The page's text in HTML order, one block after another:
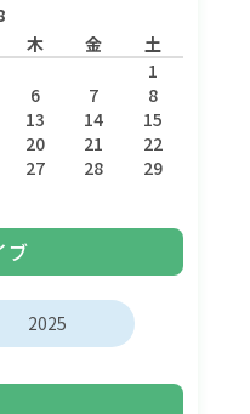
木 金
土
1
6 7
8
13 14
15
20 21
22
27 28
29
ブ
2025